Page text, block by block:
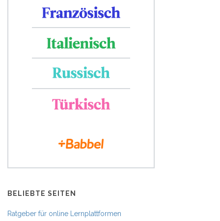
BELIEBTE SEITEN
Ratgeber für online Lernplattformen